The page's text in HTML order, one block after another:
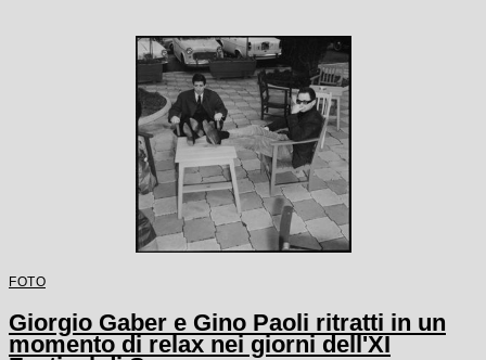
FOTO
Giorgio Gaber e Gino Paoli ritratti in un
momento di relax nei giorni dell'XI